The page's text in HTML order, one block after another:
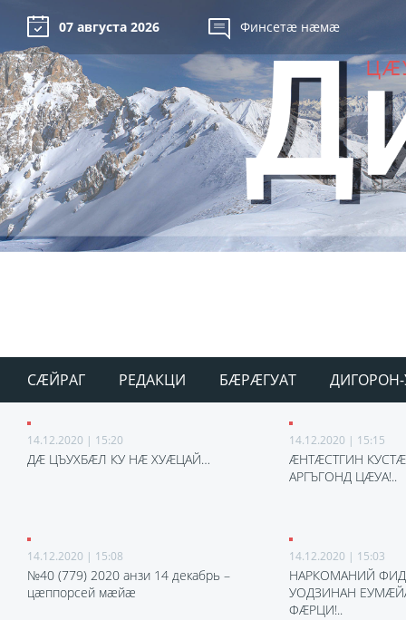
07 августа 2026 Финсетæ нæмæ
СÆЙРАГ РЕДАКЦИ БÆРÆГУАТ ДИГОРОН-
14.12.2020 | 15:20
ДÆ ЦЪУХБÆЛ КУ НÆ ХУÆЦАЙ…
14.12.2020 | 15:15
ÆНТÆСТГИН
АРГЪГОНД ЦÆУА!..
14.12.2020 | 15:08
№40 (779) 2020 анзи 14 декабрь –
цæппорсей мæйæ
14.12.2020 | 15:03
НАРКОМАНИЙ
УОДЗИНАН
ФÆРЦИ!..